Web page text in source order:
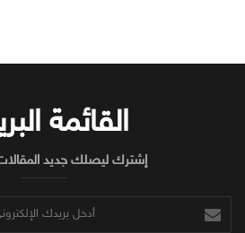
القائمة
إشترك ليصلك جديد
أدخل
بريدك